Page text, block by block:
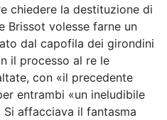
chiedere la destituzione di
Brissot volesse farne un
dal capofila dei girondini
il processo al re le
con «il precedente
entrambi «un ineludibile
affacciava il fantasma